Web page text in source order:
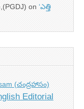
on ‘ఎత్తి
(చంద్రహాసం)
Editorial